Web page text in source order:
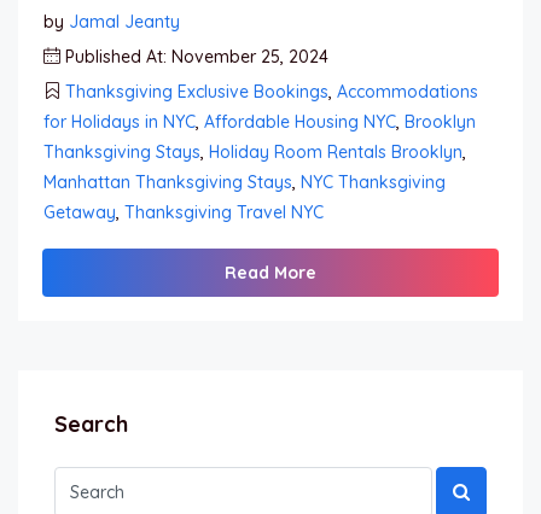
by Jamal Jeanty
Published At: November 25, 2024
Thanksgiving Exclusive Bookings, Accommodations
for Holidays in NYC, Affordable Housing NYC, Brooklyn
Thanksgiving Stays, Holiday Room Rentals Brooklyn,
Manhattan Thanksgiving Stays, NYC Thanksgiving
Getaway, Thanksgiving Travel NYC
Read More
Search